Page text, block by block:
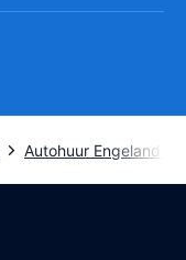
Autohuur Engeland